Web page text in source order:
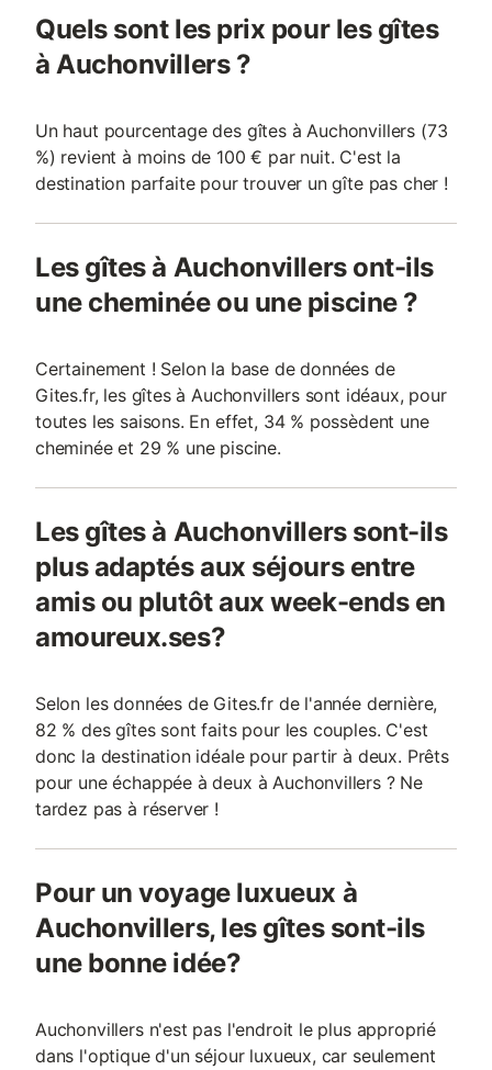
Quels sont les prix pour les gîtes
à Auchonvillers ?
Un haut pourcentage des gîtes à Auchonvillers (73
%) revient à moins de 100 € par nuit. C'est la
destination parfaite pour trouver un gîte pas cher !
Les gîtes à Auchonvillers ont-ils
une cheminée ou une piscine ?
Certainement ! Selon la base de données de
Gites.fr, les gîtes à Auchonvillers sont idéaux, pour
toutes les saisons. En effet, 34 % possèdent une
cheminée et 29 % une piscine.
Les gîtes à Auchonvillers sont-ils
plus adaptés aux séjours entre
amis ou plutôt aux week-ends en
amoureux.ses?
Selon les données de Gites.fr de l'année dernière,
82 % des gîtes sont faits pour les couples. C'est
donc la destination idéale pour partir à deux. Prêts
pour une échappée à deux à Auchonvillers ? Ne
tardez pas à réserver !
Pour un voyage luxueux à
Auchonvillers, les gîtes sont-ils
une bonne idée?
Auchonvillers n'est pas l'endroit le plus approprié
dans l'optique d'un séjour luxueux, car seulement